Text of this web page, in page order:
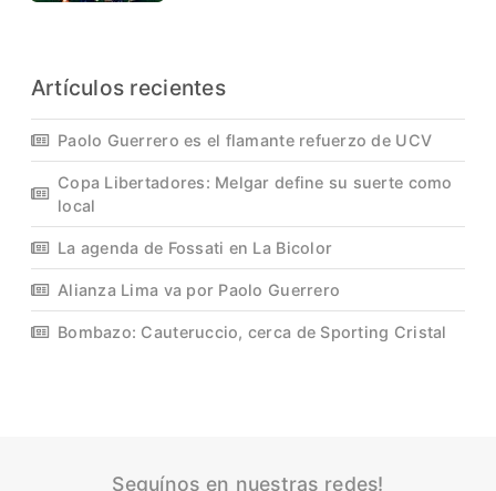
Artículos recientes
Paolo Guerrero es el flamante refuerzo de UCV
Copa Libertadores: Melgar define su suerte como
local
La agenda de Fossati en La Bicolor
Alianza Lima va por Paolo Guerrero
Bombazo: Cauteruccio, cerca de Sporting Cristal
Seguínos en nuestras redes!